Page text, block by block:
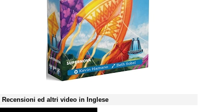
Recensioni ed altri video in Inglese